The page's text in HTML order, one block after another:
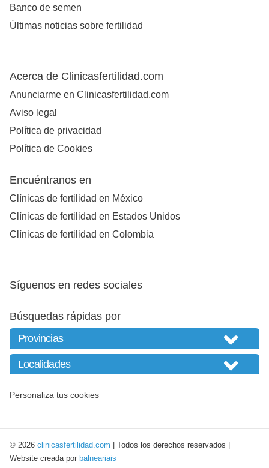
Banco de semen
Últimas noticias sobre fertilidad
Acerca de Clinicasfertilidad.com
Anunciarme en Clinicasfertilidad.com
Aviso legal
Política de privacidad
Política de Cookies
Encuéntranos en
Clínicas de fertilidad en México
Clínicas de fertilidad en Estados Unidos
Clínicas de fertilidad en Colombia
Síguenos en redes sociales
Búsquedas rápidas por
Personaliza tus cookies
© 2026 clinicasfertilidad.com | Todos los derechos reservados |
Website creada por balneariais